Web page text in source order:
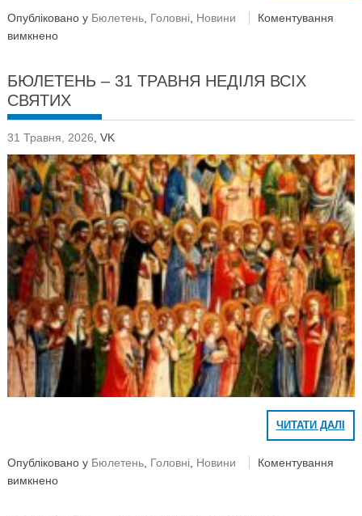
Опубліковано у Бюлетень Головні Новини
Коментування
вимкнено
БЮЛЕТЕНЬ – 31 ТРАВНЯ НЕДІЛЯ ВСІХ
СВЯТИХ
31 Травня, 2026 ,VK
ЧИТАТИ ДАЛІ
Опубліковано у Бюлетень, Головні, Новини
Коментування
вимкнено